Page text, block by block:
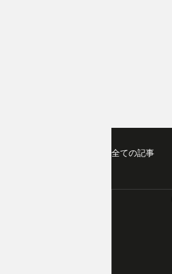
全ての記事